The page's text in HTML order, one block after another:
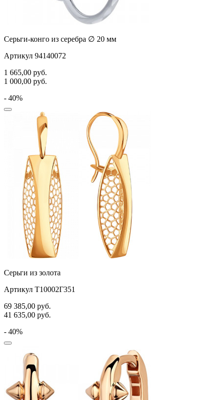
Серьги-конго из серебра ∅ 20 мм
Артикул 94140072
1 665,00 руб.
1 000,00 руб.
- 40%
Серьги из золота
Артикул Т10002Г351
69 385,00 руб.
41 635,00 руб.
- 40%